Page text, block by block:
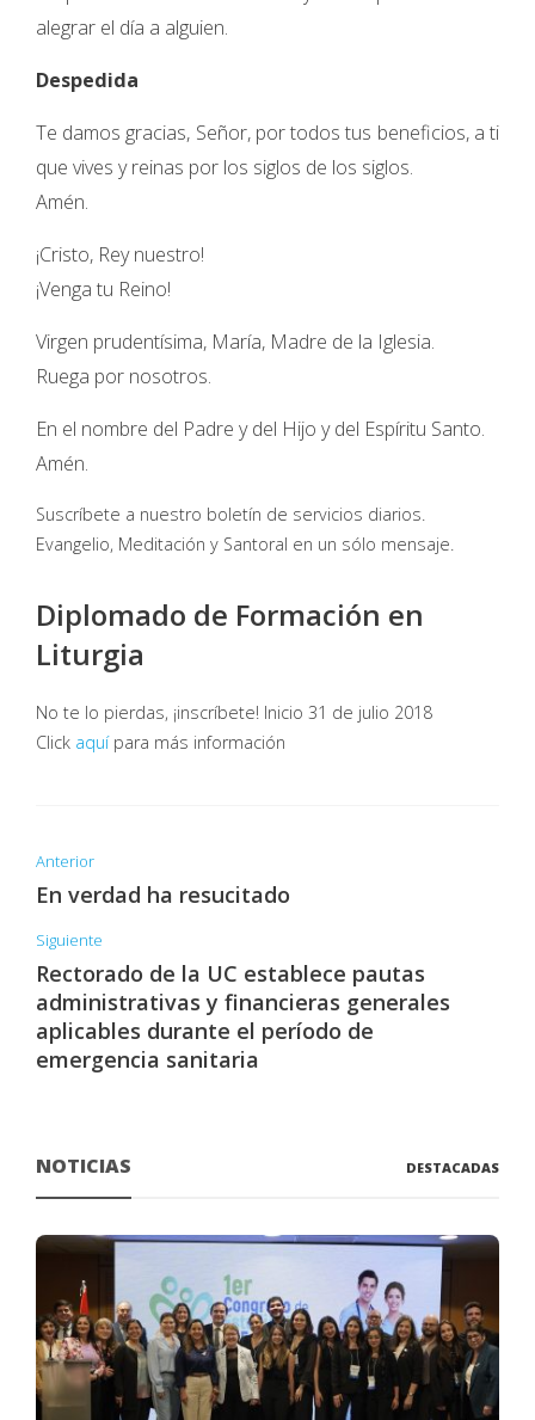
alegrar el día a alguien.
Despedida
Te damos gracias, Señor, por todos tus beneficios, a ti
que vives y reinas por los siglos de los siglos.
Amén.
¡Cristo, Rey nuestro!
¡Venga tu Reino!
Virgen prudentísima, María, Madre de la Iglesia.
Ruega por nosotros.
En el nombre del Padre y del Hijo y del Espíritu Santo.
Amén.
Suscríbete a nuestro boletín de servicios diarios.
Evangelio, Meditación y Santoral en un sólo mensaje.
Diplomado de Formación en
Liturgia
No te lo pierdas, ¡inscríbete! Inicio 31 de julio 2018
Click aquípara más información
Anterior
En verdad ha resucitado
Siguiente
Rectorado de la UC establece pautas
administrativas y financieras generales
aplicables durante el período de
emergencia sanitaria
NOTICIAS DESTACADAS